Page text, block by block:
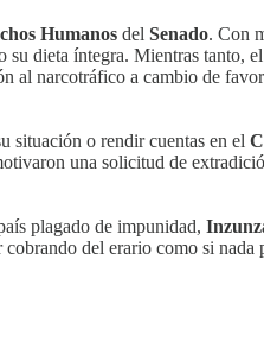
Humanos del Senado. Con
dieta íntegra. Mientras tanto,
al narcotráfico a cambio de
situación o rendir cuentas en el
una solicitud de
plagado de impunidad,
del erario como si nada